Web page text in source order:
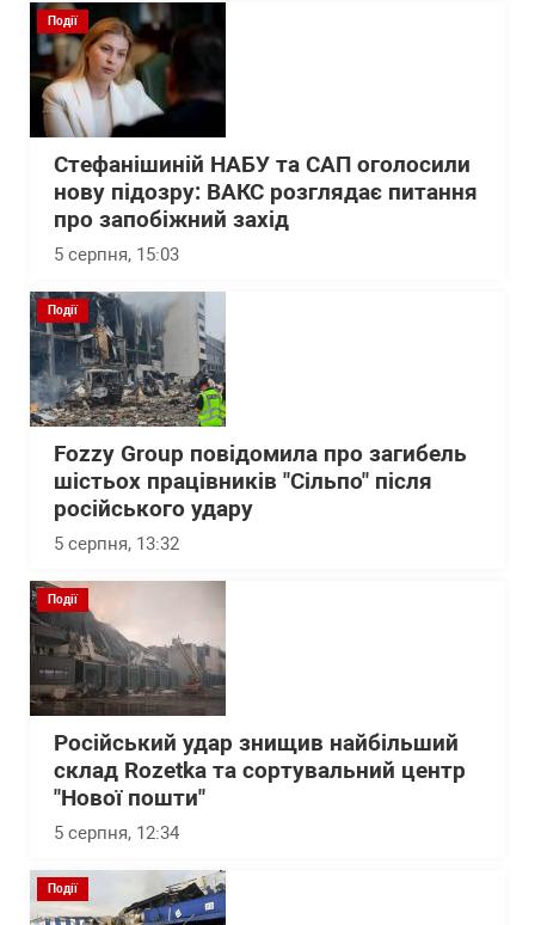
Події
Стефанішиній НАБУ та САП оголосили
нову підозру: ВАКС розглядає питання
про запобіжний захід
5 серпня, 15:03
Події
Fozzy Group повідомила про загибель
шістьох працівників "Сільпо" після
російського удару
5 серпня, 13:32
Події
Російський удар знищив найбільший
склад Rozetka та сортувальний центр
"Нової пошти"
5 серпня, 12:34
Події